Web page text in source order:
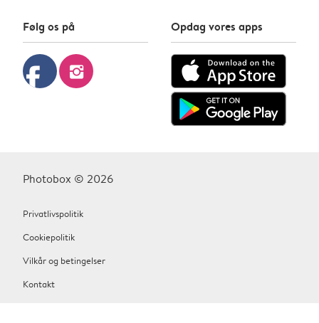
Følg os på
facebook instagram
Opdag vores apps
Photobox © 2026
Privatlivspolitik
Cookiepolitik
Vilkår og betingelser
Kontakt